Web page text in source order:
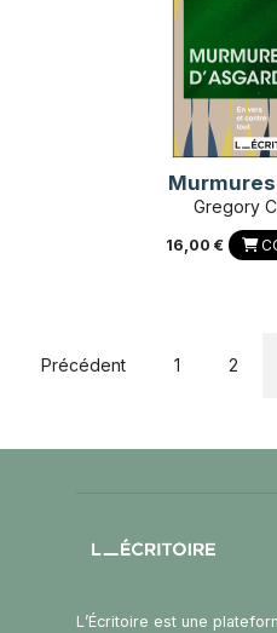
Gregory
16,00 €
Précédent 1 2
L’Écritoire est une